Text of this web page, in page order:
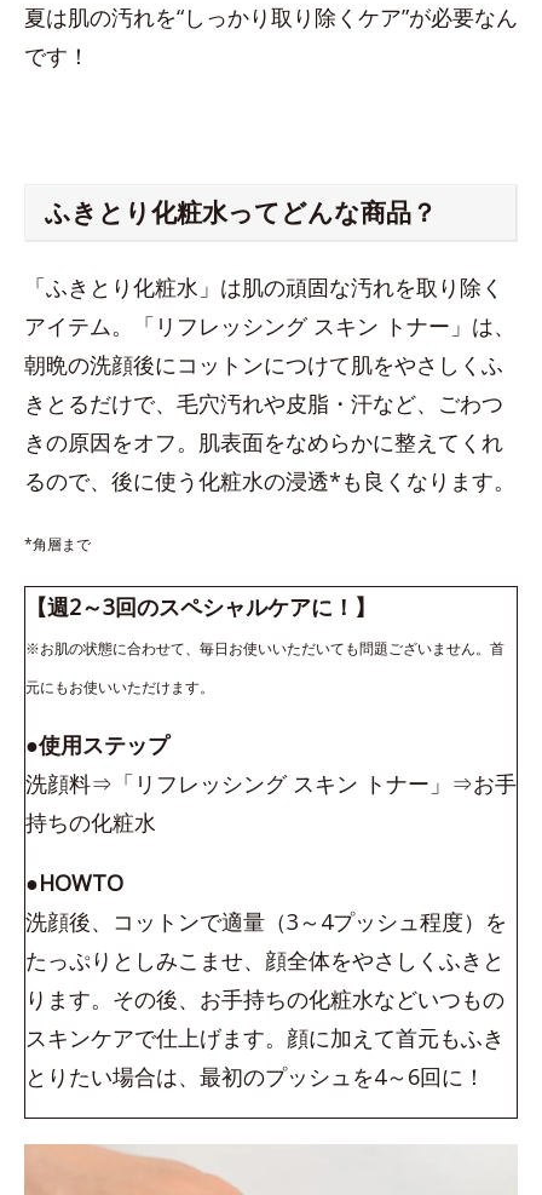
夏は肌の汚れを“しっかり取り除くケア”が必要なん
です！
ふきとり化粧水ってどんな商品？
「ふきとり化粧水」は肌の頑固な汚れを取り除く
アイテム。「リフレッシング スキン トナー」は、
朝晩の洗顔後にコットンにつけて肌をやさしくふ
きとるだけで、毛穴汚れや皮脂・汗など、ごわつ
きの原因をオフ。肌表面をなめらかに整えてくれ
るので、後に使う化粧水の浸透*も良くなります。
*角層まで
【週2～3回のスペシャルケアに！】
※お肌の状態に合わせて、毎日お使いいただいても問題ございません。首
元にもお使いいただけます。
●使用ステップ
洗顔料⇒「リフレッシング スキン トナー」⇒お手
持ちの化粧水
●HOWTO
洗顔後、コットンで適量（3～4プッシュ程度）を
たっぷりとしみこませ、顔全体をやさしくふきと
ります。その後、お手持ちの化粧水などいつもの
スキンケアで仕上げます。顔に加えて首元もふき
とりたい場合は、最初のプッシュを4～6回に！